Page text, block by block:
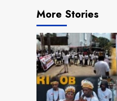
More Stories